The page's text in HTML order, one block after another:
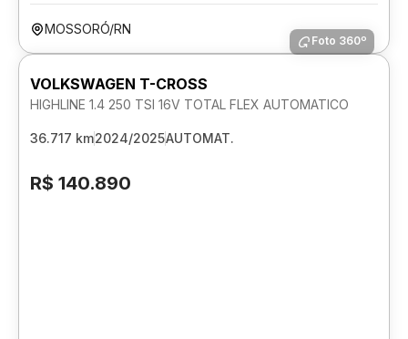
MOSSORÓ/RN
Foto 360º
VOLKSWAGEN T-CROSS
HIGHLINE 1.4 250 TSI 16V TOTAL FLEX AUTOMATICO
36.717 km2024/2025AUTOMAT.
R$ 140.890